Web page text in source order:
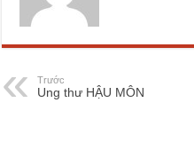
Trước
Ung thư HẬU MÔN